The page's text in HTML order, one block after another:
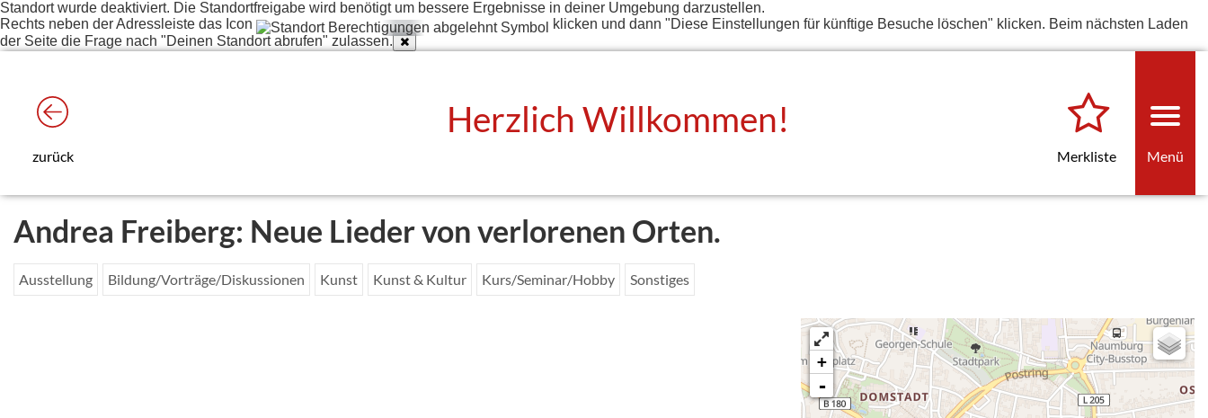
Standort wurde deaktiviert. Die Standortfreigabe wird benötigt um bessere Ergebnisse in deiner Umgebung darzustellen.
Rechts neben der Adressleiste das Icon
klicken und dann "Diese Einstellungen für künftige Besuche löschen" klicken. Beim nächsten Laden
der Seite die Frage nach "Deinen Standort abrufen" zulassen.
zurück
Herzlich Willkommen!
Merkliste Menü
Andrea Freiberg: Neue Lieder von verlorenen Orten.
Ausstellung Bildung/Vorträge/Diskussionen Kunst Kunst & Kultur Kurs/Seminar/Hobby Sonstiges
+
-